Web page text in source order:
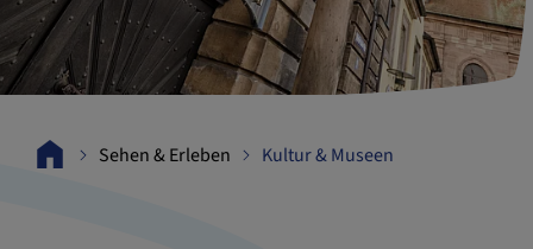
Kultur & Museen
Sehen & Erleben